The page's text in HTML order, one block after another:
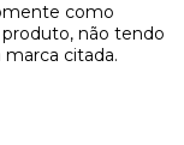
como
não tendo
citada.